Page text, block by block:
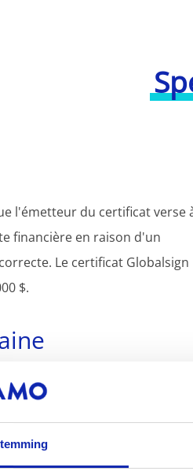
l'émetteur du certificat verse
financière en raison d'un
Le certificat Globalsign
$.
domaine avant l'émission. La
d'un enregistrement DNS,
ou d'un fichier de
Le certificat Globalsign